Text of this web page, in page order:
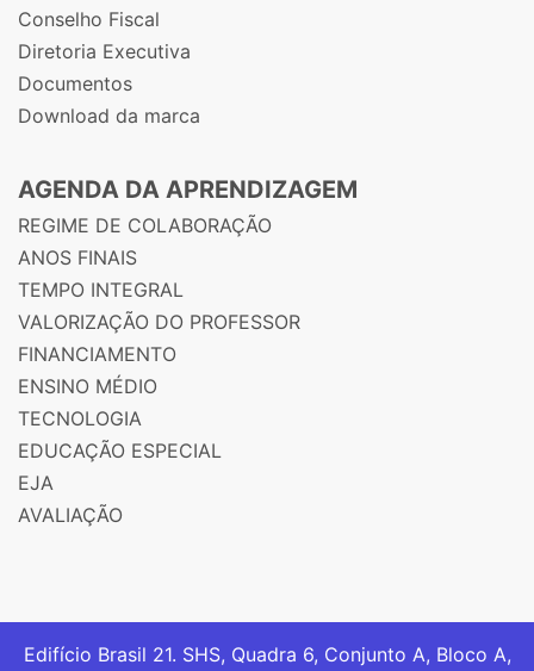
Conselho Fiscal
Diretoria Executiva
Documentos
Download da marca
AGENDA DA APRENDIZAGEM
REGIME DE COLABORAÇÃO
ANOS FINAIS
TEMPO INTEGRAL
VALORIZAÇÃO DO PROFESSOR
FINANCIAMENTO
ENSINO MÉDIO
TECNOLOGIA
EDUCAÇÃO ESPECIAL
EJA
AVALIAÇÃO
Edifício Brasil 21. SHS, Quadra 6, Conjunto A, Bloco A,